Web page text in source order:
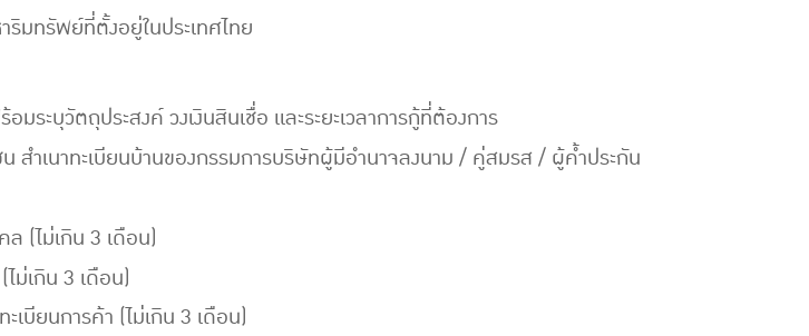
มทรัพย์ที่ตั้งอยู่ในประเทศไทย
มระบุวัตถุประสงค์ วงเงินสินเชื่อ และระยะเวลาการกู้ที่ต้องการ
น สำเนาทะเบียนบ้านของกรรมการบริษัทผู้มีอำนาจลงนาม / คู่สมรส / ผู้ค้ำประกัน
(ไม่เกิน 3 เดือน)
ม่เกิน 3 เดือน)
เบียนการค้า (ไม่เกิน 3 เดือน)